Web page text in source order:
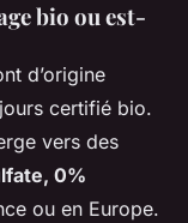
bio ou est-
d’origine
certifié bio.
vers des
0%
ou en Europe.